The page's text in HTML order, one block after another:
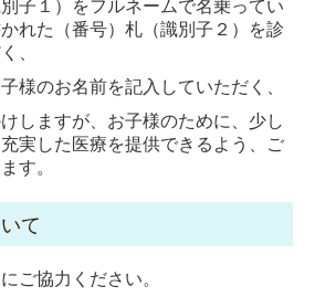
子１）をフルネームで名乗ってい
れた（番号）札（識別子２）を診
、
様のお名前を記入していただく、
しますが、お子様のために、少し
実した医療を提供できるよう、ご
す。
て
ご協力ください。